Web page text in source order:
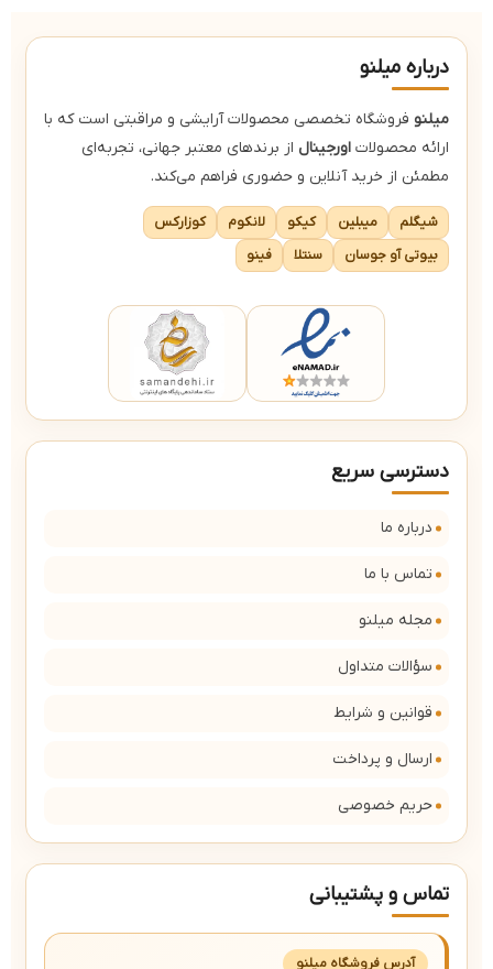
درباره میلنو
میلنو فروشگاه تخصصی محصولات آرایشی و مراقبتی است که با
ارائه محصولات اورجینال از برندهای معتبر جهانی، تجربه‌ای
مطمئن از خرید آنلاین و حضوری فراهم می‌کند.
شیگلم میبلین کیکو لانکوم
کوزارکس
بیوتی آو جوسان
سنتلا فینو
دسترسی سریع
درباره ما
تماس با ما
مجله میلنو
سؤالات متداول
قوانین و شرایط
ارسال و پرداخت
حریم خصوصی
تماس و پشتیبانی
آدرس فروشگاه میلنو